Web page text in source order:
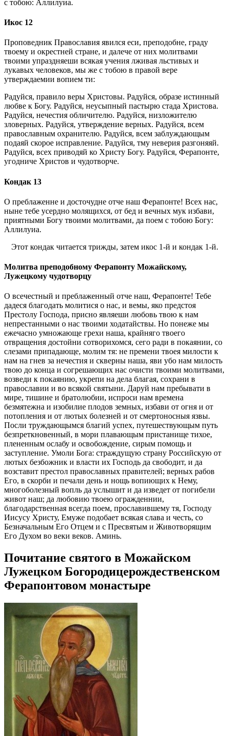
с тобою: Аллилуиа.
Икос 12
Проповедник Православия явился еси, преподобне, граду
твоему и окрестней стране, и далече от них молитвами
твоими упраздняеши всякая учения лживая льстивых и
лукавых человеков, мы же с тобою в правой вере
утверждаемии вопием ти:
Радуйся, правило веры Христовы. Радуйся, образе истинный
любве к Богу. Радуйся, неусыпный пастырю стада Христова.
Радуйся, нечестия обличителю. Радуйся, низложителю
зловерных. Радуйся, утверждение верных. Радуйся, всем
православным охранителю. Радуйся, всем заблуждающым
подаяй скорое исправление. Радуйся, тму неверия разгоняяй.
Радуйся, всех приводяй ко Христу Богу. Радуйся, Ферапонте,
угодниче Христов и чудотворче.
Кондак 13
О преблаженне и досточудне отче наш Ферапонте! Всех нас,
ныне тебе усердно молящихся, от бед и вечных мук избави,
приятными Богу твоими молитвами, да поем с тобою Богу:
Аллилуиа.
Этот кондак читается трижды, затем икос 1-й и кондак 1-й.
Молитва преподобному Ферапонту Можайскому,
Лужецкому чудотворцу
О всечестный и преблаженный отче наш, Ферапонте! Тебе
дадеся благодать молитися о нас, и вемы, яко предстоя
Престолу Господа, присно являеши любовь твою к нам
непрестанными о нас твоими ходатайствы. Но понеже мы
ежечасно умножающе грехи наша, крайняго твоего
отвращения достойни сотворихомся, сего ради в покаянии, со
слезами припадающе, молим тя: не премени твоея милости к
нам на гнев за нечестия и скверны наша, яви убо нам милость
твою до конца и согрешающих нас очисти твоими молитвами,
возведи к покаянию, укрепи на дела благая, сохрани в
православии и во всякой святыни. Даруй нам пребывати в
мире, тишине и братолюбии, испроси нам времена
безмятежна и изобилие плодов земных, избави от огня и от
потопления и от лютых болезней и от смертоносныя язвы.
Посли труждающымся благий успех, путешествующым путь
безпреткновенный, в мори плавающым пристанище тихое,
плененным ослабу и освобождение, сирым помощь и
заступление. Умоли Бога: страждущую страну Российскую от
лютых безбожник и власти их Господь да свободит, и да
возставит престол православных правителей; верных рабов
Его, в скорби и печали день и нощь вопиющих к Нему,
многоболезный вопль да услышит и да изведет от погибели
живот наш; да любовию твоею огражденнии,
благодарственная всегда поем, прославившему тя, Господу
Иисусу Христу, Емуже подобает всякая слава и честь, со
Безначальным Его Отцем и с Пресвятым и Животворящим
Его Духом во веки веков. Аминь.
Почитание святого в Можайском
Лужецком Богородицерождественском
Ферапонтовом монастыре